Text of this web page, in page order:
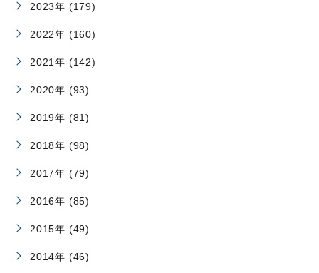
2023年 (179)
2022年 (160)
2021年 (142)
2020年 (93)
2019年 (81)
2018年 (98)
2017年 (79)
2016年 (85)
2015年 (49)
2014年 (46)